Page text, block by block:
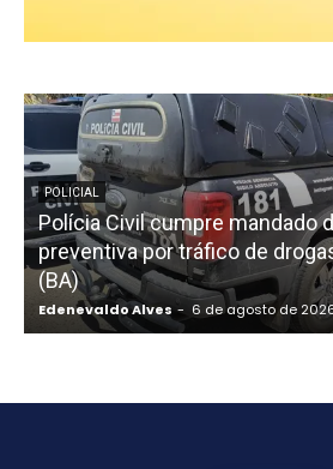
POLICIAL
Polícia Civil cumpre mandado
preventiva por tráfico de
(BA)
Edenevaldo Alves - 6 de agosto de